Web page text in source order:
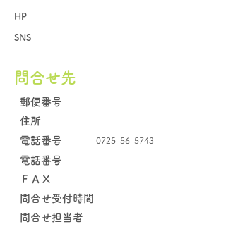
HP
SNS
問合せ先
郵便番号
住所
電話番号
0725-56-5743
電話番号
​ＦＡＸ
問合せ受付時間
問合せ担当者